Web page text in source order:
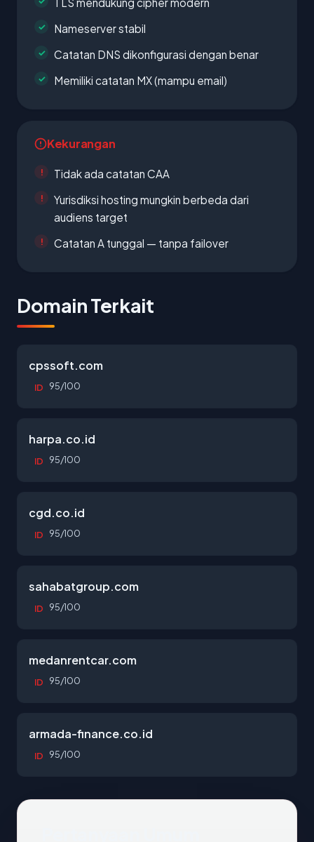
Nameserver stabil
Catatan DNS dikonfigurasi dengan benar
Memiliki catatan MX (mampu email)
Kekurangan
Tidak ada catatan CAA
Yurisdiksi hosting mungkin berbeda dari
audiens target
Catatan A tunggal — tanpa failover
Domain Terkait
cpssoft.com
ID 95/100
harpa.co.id
ID 95/100
cgd.co.id
ID 95/100
sahabatgroup.com
ID 95/100
medanrentcar.com
ID 95/100
armada-finance.co.id
ID 95/100